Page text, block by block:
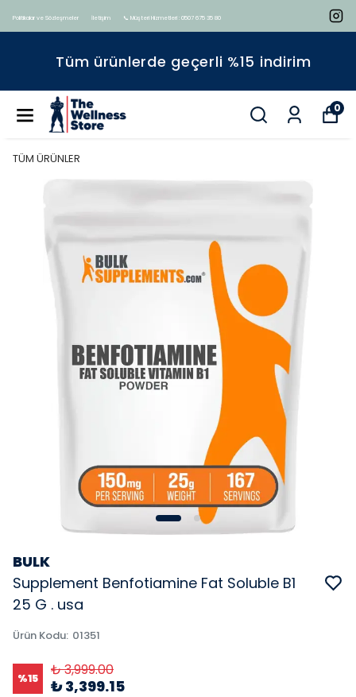
Politikalar ve Sözleşmeler İletişim 📞 Müşteri Hizmetleri : 0507 675 35 80
Tüm ürünlerde geçerli %15 indirim
0
TÜM ÜRÜNLER
BULK
Supplement Benfotiamine Fat Soluble B1
25 G . usa
Ürün Kodu: 01351
%15 ₺ 3,999.00
₺ 3,399.15